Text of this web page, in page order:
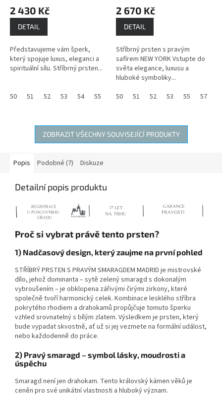
obnovuje oslabenou
životní energii a léčí duši.
produktu
5
hvězdiček.
2 430 Kč
DETAIL
Představujeme vám šperk,
který spojuje luxus, eleganci a
spirituální sílu. Stříbrný prsten...
50 51 52 53 54 55 56 59 60 61
věrnosti.
produktu
5
hvězdiček.
2 670 Kč
DETAIL
Stříbrný prsten s pravým
safírem NEW YORK Vstupte do
světa elegance, luxusu a
hluboké symboliky...
50
51 52 53 55 57
ZOBRAZIT VŠECHNY SOUVISEJÍCÍ PRODUKTY
Popis Podobné (7) Diskuze
Detailní popis produktu
Proč si vybrat právě tento prsten?
1) Nadčasový design, který zaujme na první pohled
STŘÍBRÝ PRSTEN S PRAVÝM SMARAGDEM MADRID je mistrovské
dílo, jehož dominanta – sytě zelený smaragd s dokonalým
vybroušením – je obklopena zářivými čirými zirkony, které
společně tvoří harmonický celek. Kombinace lesklého stříbra
pokrytého rhodiem a drahokamů propůjčuje tomuto šperku
vzhled srovnatelný s bílým zlatem. Výsledkem je prsten, který
bude vypadat skvostně, ať už si jej vezmete na formální událost,
nebo každodenně do práce.
2) Pravý smaragd – symbol lásky, moudrosti a
úspěchu
Smaragd není jen drahokam. Tento královský kámen věků je
ceněn pro své unikátní vlastnosti a hluboký význam.